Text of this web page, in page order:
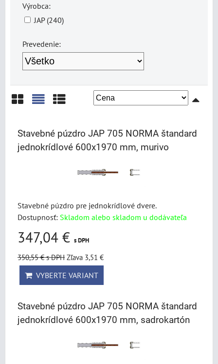
Výrobca:
JAP (240)
Prevedenie:
Stavebné púzdro JAP 705 NORMA štandard
jednokrídlové 600x1970 mm, murivo
Stavebné púzdro pre jednokrídlové dvere.
Dostupnosť: Skladom alebo skladom u dodávateľa
347,04 € s DPH
350,55 €s DPH Zľava 3,51 €
VYBERTE VARIANT
Stavebné púzdro JAP 705 NORMA štandard
jednokrídlové 600x1970 mm, sadrokartón